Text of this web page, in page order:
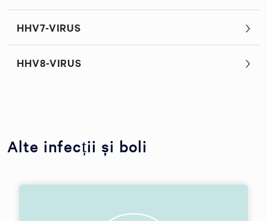
HHV7-VIRUS
HHV8-VIRUS
Alte infecții și boli